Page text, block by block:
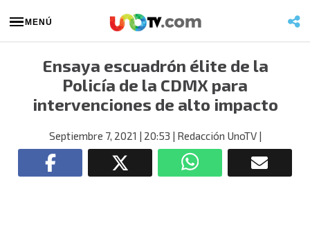
MENÚ
Ensaya escuadrón élite de la
Policía de la CDMX para
intervenciones de alto impacto
Septiembre 7, 2021 | 20:53 | Redacción UnoTV|